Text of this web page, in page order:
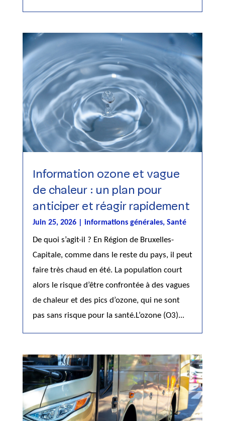
Information ozone et vague
de chaleur : un plan pour
anticiper et réagir rapidement
Juin 25, 2026| informations générales, Santé
De quoi s’agit-il ? En Région de Bruxelles-
Capitale, comme dans le reste du pays, il peut
faire très chaud en été. La population court
alors le risque d’être confrontée à des vagues
de chaleur et des pics d’ozone, qui ne sont
pas sans risque pour la santé.L’ozone (O3)...